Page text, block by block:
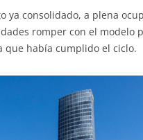
ya consolidado, a plena
romper con el modelo
que había cumplido el ciclo.